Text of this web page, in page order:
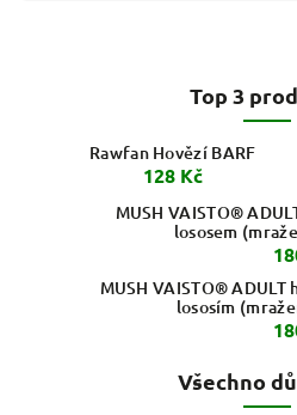
Top 3
Rawfan Hovězí BARF
128 Kč
MUSH VAISTO®
lososem
MUSH VAISTO® ADULT
lososím
Všechno